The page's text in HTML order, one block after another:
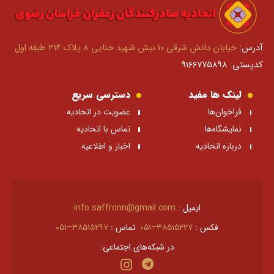
آدرس:خیابان دانش شرقی ۱۰ نبش شهید حنایی ۸ پلاک ۳۱۴ طبقه اول
کدپستی: ۹۱۶۶۷۷۵۸۹۸
لینک ها مفید
فراخوان‌ها
نمایشگاه‌ها
درباره اتحادیه
دسترسی سریع
عضویت در اتحادیه
تماس با اتحادیه
اخبار و اطلاعیه
ایمیل : info.saffronn@gmail.com
فکس : ۳۸۵۱۵۲۲۷–۰۵۱ تماس : ۳۸۵۱۵۲۹۷–۰۵۱
در شبکه‌های اجتماعی: